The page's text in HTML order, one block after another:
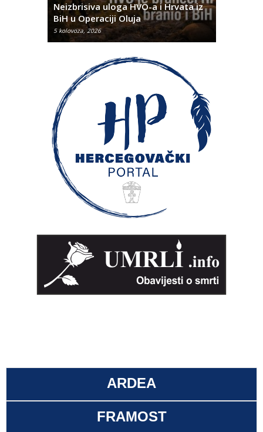
Neizbrisiva uloga HVO-a i Hrvata iz
BiH u Operaciji Oluja
5 kolovoza, 2026
ARDEA
FRAMOST